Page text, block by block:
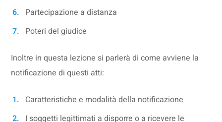
Partecipazione a distanza
Poteri del giudice
Inoltre in questa lezione si parlerà di come avviene la
notificazione di questi atti:
Caratteristiche e modalità della notificazione
I soggetti legittimati a disporre o a ricevere le